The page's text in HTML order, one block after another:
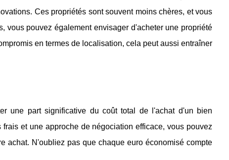
Ces propriétés sont souvent moins chères, et vous
vous pouvez également envisager d'acheter une propriété
en termes de localisation, cela peut aussi entraîner
une part significative du coût total de l'achat d'un bien
et une approche de négociation efficace, vous pouvez
achat. N'oubliez pas que chaque euro économisé compte